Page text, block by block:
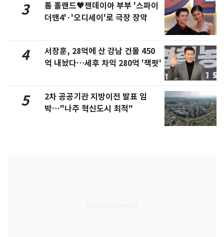
3
톰 홀랜드♥젠데이아 부부 '스파이
더맨4'·'오디세이'로 극장 장악
4
서장훈, 28억에 산 강남 건물 450
억 내놨다…세후 차익 280억 '잭팟'
5
2차 공공기관 지방이전 발표 임
박…"나주 혁신도시 최적"